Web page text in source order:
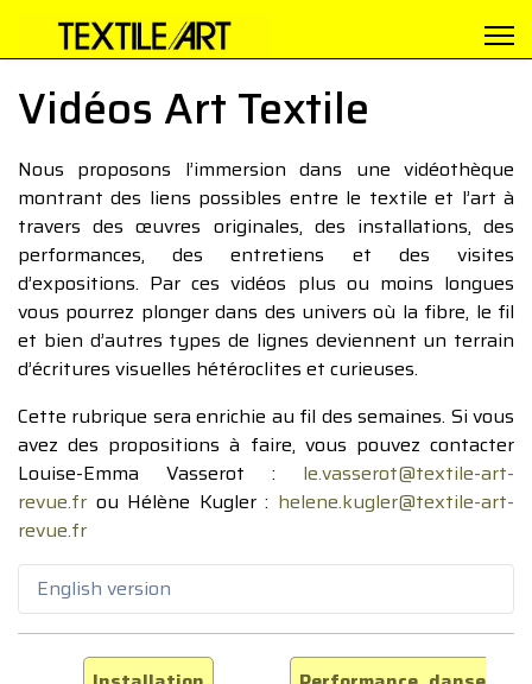
Vidéos Art Textile
Nous proposons l’immersion dans une vidéothèque
montrant des liens possibles entre le textile et l’art à
travers des œuvres originales, des installations, des
performances, des entretiens et des visites
d’expositions. Par ces vidéos plus ou moins longues
vous pourrez plonger dans des univers où la fibre, le fil
et bien d’autres types de lignes deviennent un terrain
d’écritures visuelles hétéroclites et curieuses.
Cette rubrique sera enrichie au fil des semaines. Si vous
avez des propositions à faire, vous pouvez contacter
Louise-Emma Vasserot : le.vasserot@textile-art-
revue.fr ou Hélène Kugler : helene.kugler@textile-art-
revue.fr
English version